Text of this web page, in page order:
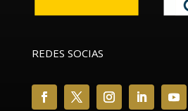
REDES SOCIAS